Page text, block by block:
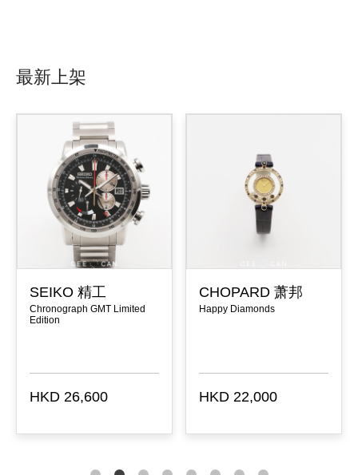
最新上架
SEIKO 精工
Chronograph GMT Limited
Edition
HKD 26,600
CHOPARD 萧邦
Happy Diamonds
HKD 22,000